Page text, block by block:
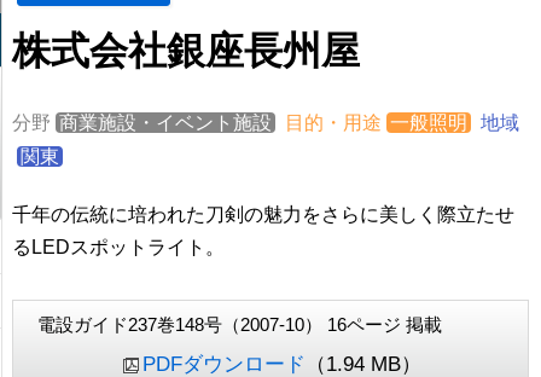
株式会社銀座長州屋
分野 商業施設・イベント施設 目的・用途 一般照明
地域
関東
千年の伝統に培われた刀剣の魅力をさらに美しく際立たせ
るLEDスポットライト。
電設ガイド237巻148号（2007-10） 16ページ 掲載
PDFダウンロード （1.94 MB）